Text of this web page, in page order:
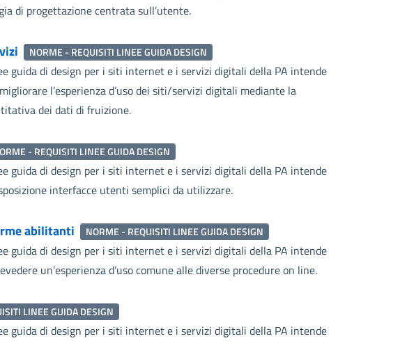
di progettazione centrata sull’utente.
NORME - REQUISITI LINEE GUIDA DESIGN
guida di design per i siti internet e i servizi digitali della PA intende
l’esperienza d’uso dei siti/servizi digitali mediante la
dei dati di fruizione.
- REQUISITI LINEE GUIDA DESIGN
guida di design per i siti internet e i servizi digitali della PA intende
interfacce utenti semplici da utilizzare.
abilitanti NORME - REQUISITI LINEE GUIDA DESIGN
guida di design per i siti internet e i servizi digitali della PA intende
un’esperienza d’uso comune alle diverse procedure on line.
LINEE GUIDA DESIGN
guida di design per i siti internet e i servizi digitali della PA intende